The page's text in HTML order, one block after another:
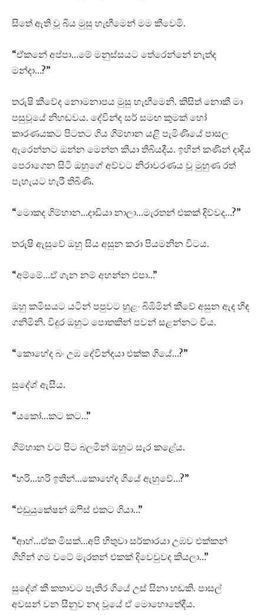
සිතේ ඇති වූ බිය මුසු හැඟීමෙන් මම කීවෙමි.
“ඒකනේ අප්පා…මේ මනුස්සයට තේරෙන්නේ නැත්ද
මන්දා…?”
තරුෂි කීවේද නොමනාපය මුසු හැඟීමෙනි. කිසිත් නොකී මා
පසුවූයේ නිහඬවය. දේවින්ද සර් සමඟ කුමක් හෝ
කාරණයකට පිටතට ගිය ගිම්හාන යළි පැමිණියේ පාසල
ඇරෙන්නට ඔන්න මෙන්න කියා තිබියදීය. ඉහින් කණින් දාදිය
පෙරාගෙන සිටි ඔහුගේ අව්වට නිරාවරණය වූ මුහුණ රත්
පැහැයට හැරී තිබිණි.
“මොකද ගිම්හාන…දාඩියා නාලා…මැරතන් එකක් දිව්වද…?”
තරුෂි ඇසුවේ ඔහු සිය අසුන කරා පියමනින විටය.
“අම්මේ…ඒ ගැන නම් අහන්න එපා…”
ඔහු කමිසයට යටින් පපුවට හුළං බිඹිමින් කීවේ අසුන ඇද හිඳ
ගනිමිනි. විදුර ඔහුට පොතකින් පවන් සළන්නට විය.
“කොහේද බං උඹ දේවින්දයා එක්ක ගියේ…?”
සුදේශ් ඇසීය.
“යකෝ…කට කට…”
ගිම්හාන වට පිට බලමින් ඔහුට සැර කළේය.
“හරි…හරි ඉතින්…කොහේද ගියේ ඇහුවේ…?”
“එඩුයුකේෂන් ඔෆිස් එකට ගියා…”
“ආහ්…ඒක මිසක්…අපි හිතුවා සර්කාරයා උඹව එක්කන්
ගිහින් ගම වටේ මැරතන් එකක් දිවෙවුවද කියලා…”
සුදේශ් කී කතාවට පැතිර ගියේ උස් සිනා හඬකි. පාසල්
අවසන් වන සීනුව නද වූයේ ඒ මොහොතේදීය.